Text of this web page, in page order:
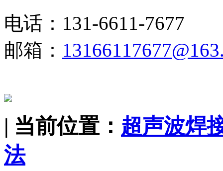
电话：131-6611-7677
邮箱：
| 当前位置： 超声波焊
法